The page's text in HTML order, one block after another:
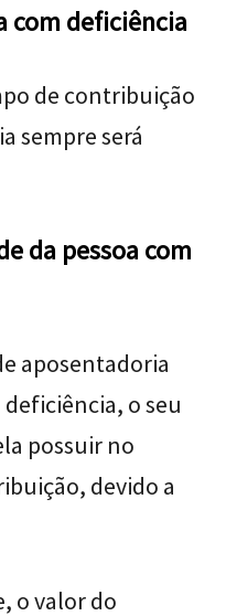
com deficiência
de contribuição
sempre será
da pessoa com
aposentadoria
o seu
possuir no
devido a
o valor do